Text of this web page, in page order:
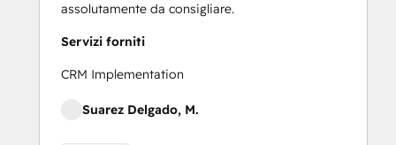
assolutamente da consigliare.
Servizi forniti
CRM Implementation
Suarez Delgado, M.